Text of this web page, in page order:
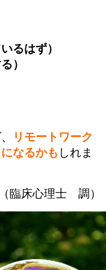
るはず）
）
リモートワーク
なるかも しれま
（臨床心理士 調）